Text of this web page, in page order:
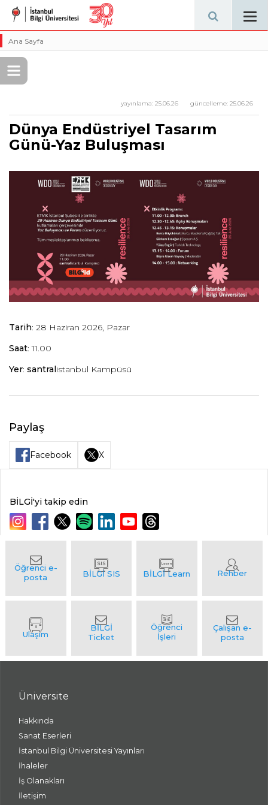
Ana Sayfa
güncelleme: 25.06.26
yayınlama: 25.06.26
Dünya Endüstriyel Tasarım
Günü-Yaz Buluşması
Tarih: 28 Haziran 2026, Pazar
Saat: 11.00
Yer: santralistanbul Kampüsü
Paylaş
Facebook X
BİLGİ'yi takip edin
Üniversite
Hakkında
Sanat Eserleri
İstanbul Bilgi Üniversitesi Yayınları
İhaleler
İş Olanakları
İletişim